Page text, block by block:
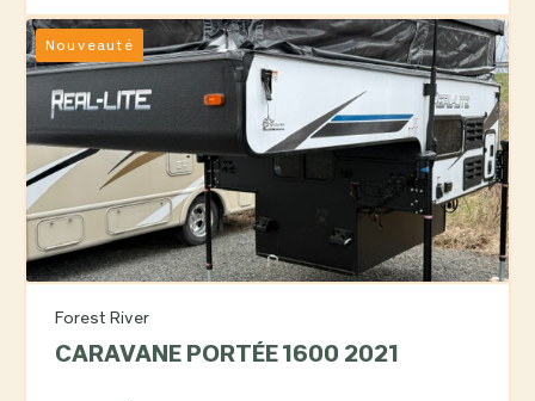
Nouveauté
Forest River
CARAVANE PORTÉE 1600 2021